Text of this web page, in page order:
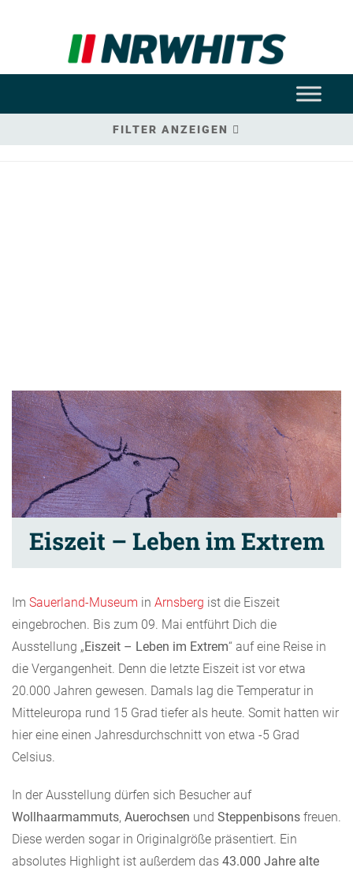
FILTER ANZEIGEN
Eiszeit – Leben im Extrem
Im Sauerland-Museum in Arnsberg ist die Eiszeit
eingebrochen. Bis zum 09. Mai entführt Dich die
Ausstellung „Eiszeit – Leben im Extrem“ auf eine Reise in
die Vergangenheit. Denn die letzte Eiszeit ist vor etwa
20.000 Jahren gewesen. Damals lag die Temperatur in
Mitteleuropa rund 15 Grad tiefer als heute. Somit hatten wir
hier eine einen Jahresdurchschnitt von etwa -5 Grad
Celsius.
In der Ausstellung dürfen sich Besucher auf
Wollhaarmammuts, Auerochsen und Steppenbisons freuen.
Diese werden sogar in Originalgröße präsentiert. Ein
absolutes Highlight ist außerdem das 43.000 Jahre alte